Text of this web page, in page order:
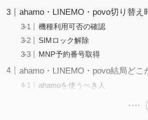
ahamo・LINEMO・povo切り替え
機種利用可否の確認
SIMロック解除
MNP予約番号取得
ahamo・LINEMO・povo結局どこ
ahamoを使うべき人